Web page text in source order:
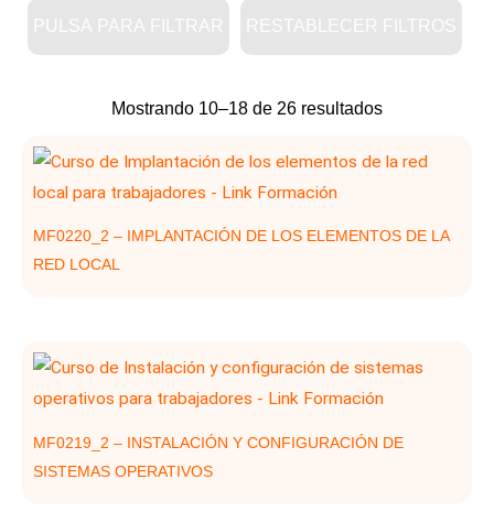
PULSA PARA FILTRAR RESTABLECER FILTROS
Mostrando 10–18 de 26 resultadosOrdenado
últimos
MF0220_2 – IMPLANTACIÓN DE LOS ELEMENTOS DE LA
RED LOCAL
MF0219_2 – INSTALACIÓN Y CONFIGURACIÓN DE
SISTEMAS OPERATIVOS